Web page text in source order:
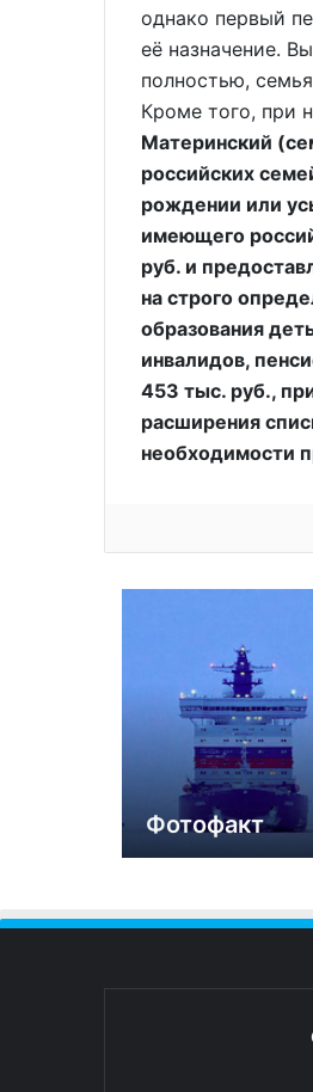
однако первый
её назначение.
полностью,
Кроме того, при
Материнский
российских
рождении или
имеющего
руб. и
на строго
образования
инвалидов,
453 тыс. руб.,
расширения
необходимости
Фотофакт